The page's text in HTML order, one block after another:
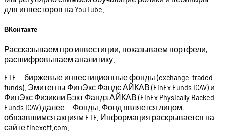
для инвесторов на YouTube.
ВКонтакте
Рассказываем про инвестиции, показываем портфели,
расшифровываем аналитику.
ETF — биржевые инвестиционные фонды (exchange-traded
funds). Эмитенты ФинЭкс Фандс АЙКАВ (FinEx Funds ICAV) и
ФинЭкс Физикли Бэкт Фандз АЙКАВ (FinEx Physically Backed
Funds ICAV) далее — Фонды. Фонд является лицом,
обязавшимся акциям ETF. Информация раскрывается на
сайте finexetf.com.